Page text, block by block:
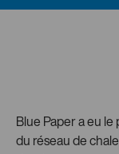
Blue Paper a eu le
du réseau de